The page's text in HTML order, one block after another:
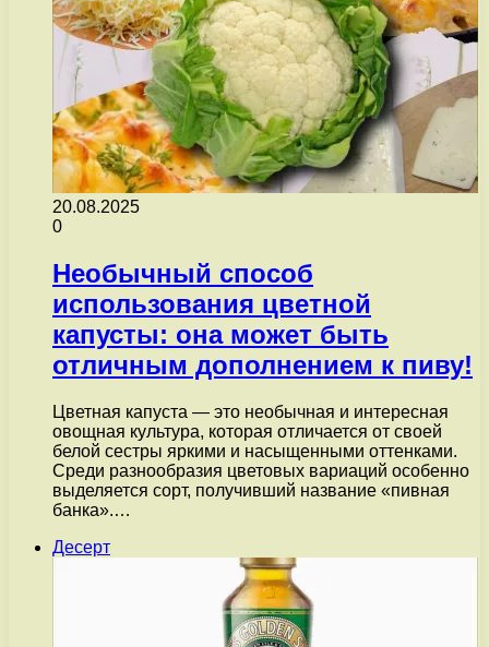
20.08.2025
0
Необычный способ
использования цветной
капусты: она может быть
отличным дополнением к пиву!
Цветная капуста — это необычная и интересная
овощная культура, которая отличается от своей
белой сестры яркими и насыщенными оттенками.
Среди разнообразия цветовых вариаций особенно
выделяется сорт, получивший название «пивная
банка».…
Десерт